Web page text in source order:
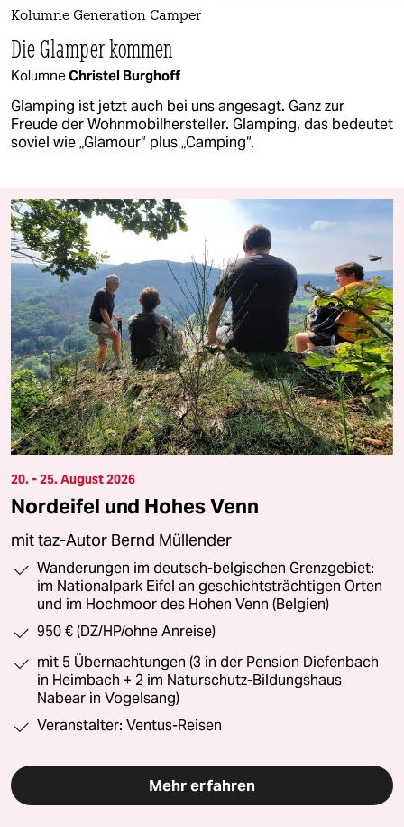
Kolumne Generation Camper
Die Glamper kommen
KolumneChristel Burghoff
Glamping ist jetzt auch bei uns angesagt. Ganz zur
Freude der Wohnmobilhersteller. Glamping, das bedeutet
soviel wie „Glamour“ plus „Camping“.
20. - 25. August 2026
Nordeifel und Hohes Venn
mit taz-Autor Bernd Müllender
Wanderungen im deutsch-belgischen Grenzgebiet:
im Nationalpark Eifel an geschichtsträchtigen Orten
und im Hochmoor des Hohen Venn (Belgien)
950 € (DZ/HP/ohne Anreise)
mit 5 Übernachtungen (3 in der Pension Diefenbach
in Heimbach + 2 im Naturschutz-Bildungshaus
Nabear in Vogelsang)
Veranstalter: Ventus-Reisen
Mehr erfahren